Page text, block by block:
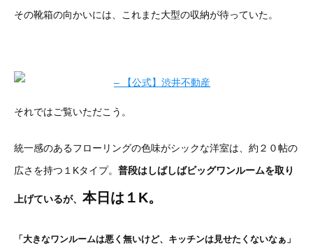
その靴箱の向かいには、これまた大型の収納が待っていた。
それではご覧いただこう。
統一感のあるフローリングの色味がシックな洋室は、約２０帖の
広さを持つ１Kタイプ。 普段はしばしばビッグワンルームを取り
上げているが、 本日は１K。
「大きなワンルームは悪く無いけど、キッチンは見せたくないなぁ」